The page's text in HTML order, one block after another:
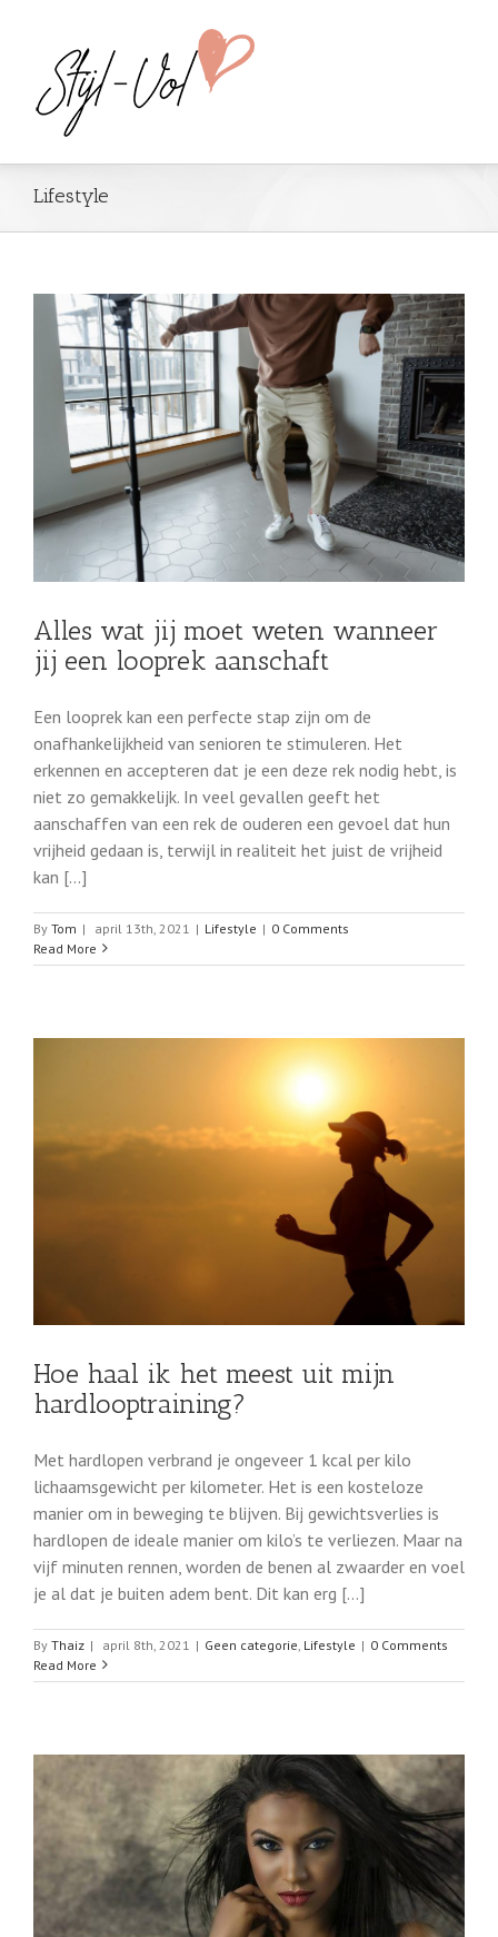
Lifestyle
Alles wat jij moet weten wanneer
jij een looprek aanschaft
Een looprek kan een perfecte stap zijn om de
onafhankelijkheid van senioren te stimuleren. Het
erkennen en accepteren dat je een deze rek nodig hebt, is
niet zo gemakkelijk. In veel gevallen geeft het
aanschaffen van een rek de ouderen een gevoel dat hun
vrijheid gedaan is, terwijl in realiteit het juist de vrijheid
kan [...]
By Tom | april 13th, 2021 | Lifestyle | 0 Comments
Read More
Hoe haal ik het meest uit mijn
hardlooptraining?
Met hardlopen verbrand je ongeveer 1 kcal per kilo
lichaamsgewicht per kilometer. Het is een kosteloze
manier om in beweging te blijven. Bij gewichtsverlies is
hardlopen de ideale manier om kilo’s te verliezen. Maar na
vijf minuten rennen, worden de benen al zwaarder en voel
je al dat je buiten adem bent. Dit kan erg [...]
By Thaiz | april 8th, 2021 | Geen categorie Lifestyle | 0 Comments
Read More